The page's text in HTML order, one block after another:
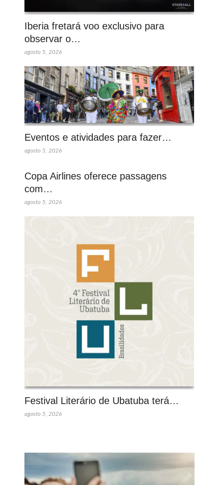
Iberia fretará voo exclusivo para
observar o…
agosto 5, 2026
Eventos e atividades para fazer…
agosto 5, 2026
Copa Airlines oferece passagens
com…
agosto 5, 2026
Festival Literário de Ubatuba terá…
agosto 5, 2026